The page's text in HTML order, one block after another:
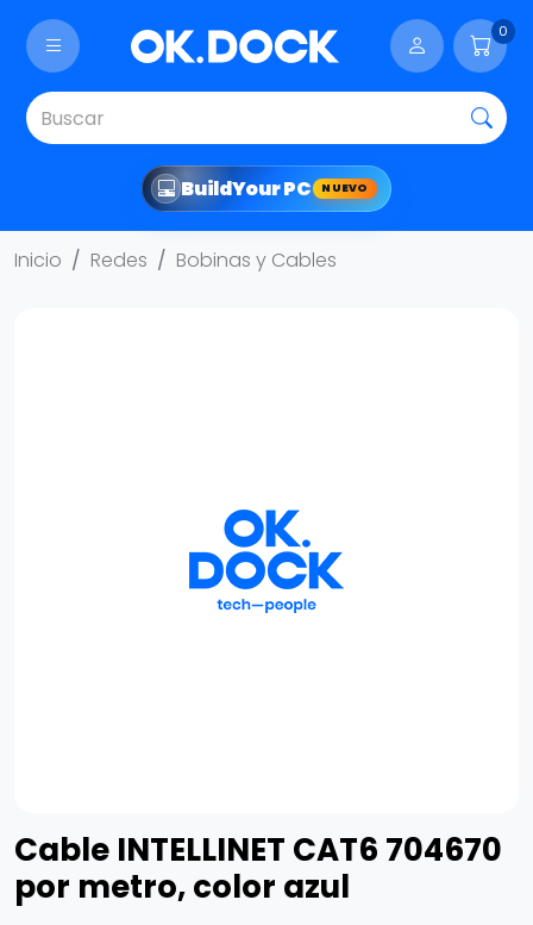
0
BuildYour PC NUEVO
Inicio Redes Bobinas y Cables
Cable INTELLINET CAT6 704670
por metro, color azul